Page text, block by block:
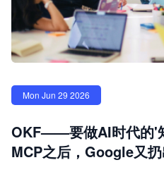
Mon Jun 29 2026
OKF——要做AI时代的'
MCP之后，Google又